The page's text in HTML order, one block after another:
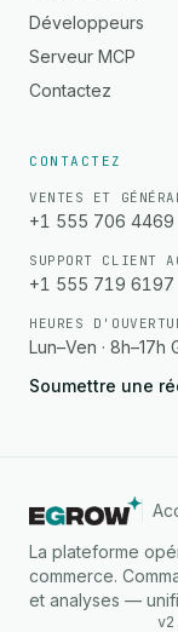
Développeurs
Serveur MCP
Contactez
CONTACTEZ
VENTES ET
+1 555 706 4469
SUPPORT CLIENT
+1 555 719 6197
HEURES
Lun–Ven · 8h–17h
Soumettre une
La plateforme
commerce.
et analyses —